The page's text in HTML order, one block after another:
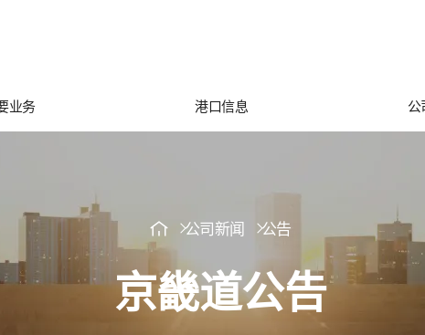
业务 港口信息 公
公司新闻 公告
京畿道公告